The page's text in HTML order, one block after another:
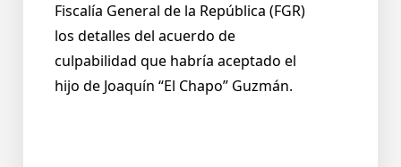
Fiscalía General de la República (FGR)
los detalles del acuerdo de
culpabilidad que habría aceptado el
hijo de Joaquín “El Chapo” Guzmán.